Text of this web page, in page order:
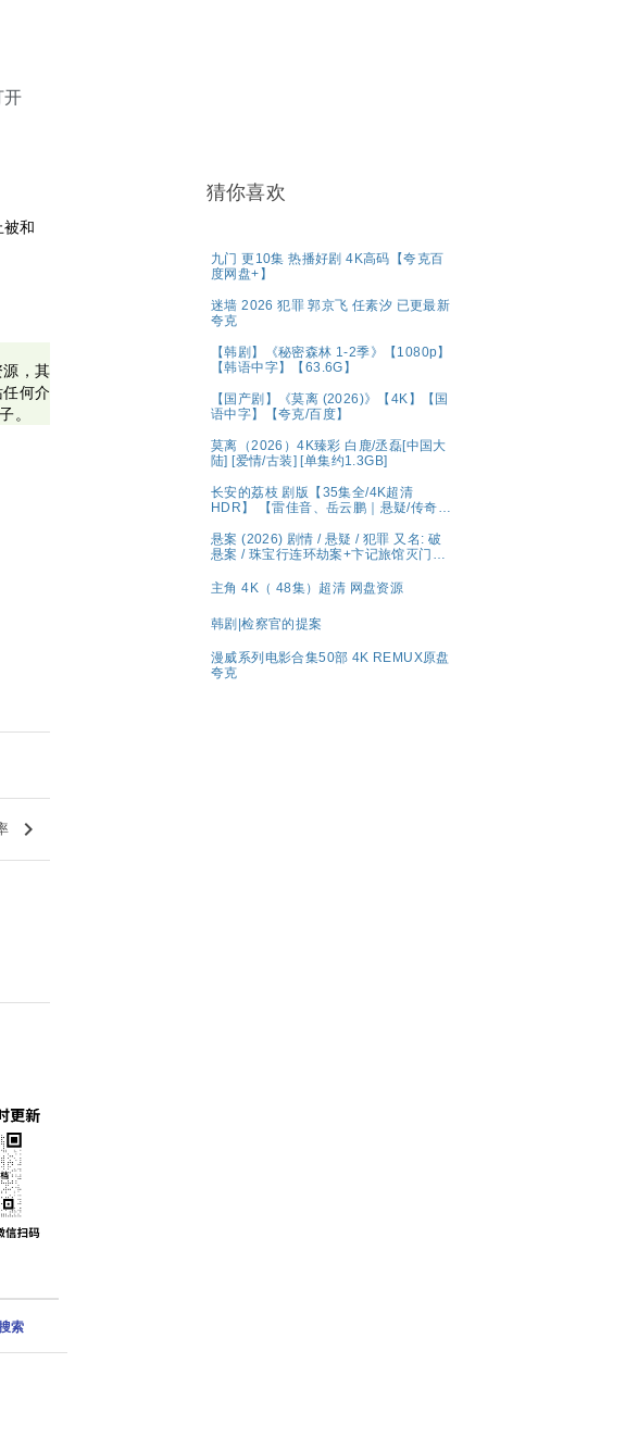
和
，其
任何介
。
keyboard_arrow_right
索
猜你喜欢
九门 更10集 热播好剧 4K高码【夸克百
度网盘+】
迷墙 2026 犯罪 郭京飞 任素汐 已更最新
夸克
【韩剧】《秘密森林 1-2季》【1080p】
【韩语中字】【63.6G】
【国产剧】《莫离 (2026)》【4K】【国
语中字】【夸克/百度】
莫离（2026）4K臻彩 白鹿/丞磊[中国大
陆] [爱情/古装] [单集约1.3GB]
长安的荔枝 剧版【35集全/4K超清
HDR】 【雷佳音、岳云鹏｜悬疑/传奇】
悬案 (2026) 剧情 / 悬疑 / 犯罪 又名: 破
悬案 / 珠宝行连环劫案+卞记旅馆灭门案
主角 4K（ 48集）超清 网盘资源
韩剧|检察官的提案
漫威系列电影合集50部 4K REMUX原盘
夸克